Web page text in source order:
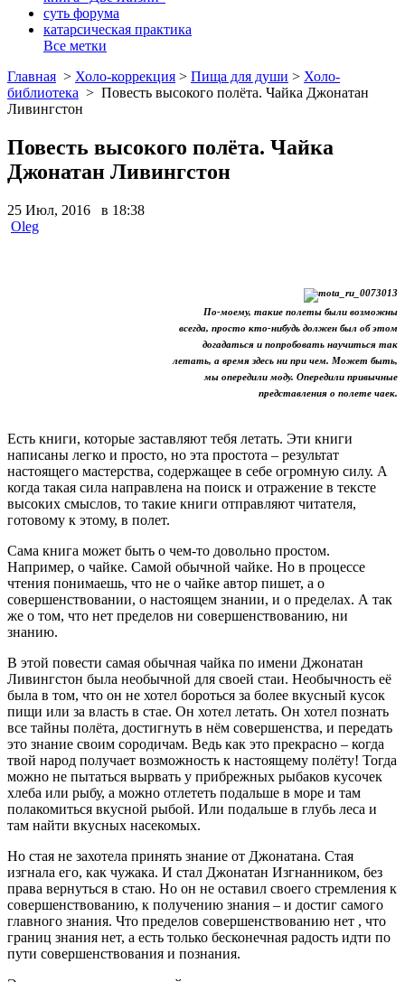
суть форума
катарсическая практика
Все метки
Главная > Холо-коррекция > Пища для души > Холо-
библиотека > Повесть высокого полёта. Чайка Джонатан
Ливингстон
Повесть высокого полёта. Чайка
Джонатан Ливингстон
25 Июл, 2016 в 18:38
Oleg
По-моему, такие полеты были возможны
всегда, просто кто-нибудь должен был об этом
догадаться и попробовать научиться так
летать, а время здесь ни при чем. Может быть,
мы опередили моду. Опередили привычные
представления о полете чаек.
Есть книги, которые заставляют тебя летать. Эти книги
написаны легко и просто, но эта простота – результат
настоящего мастерства, содержащее в себе огромную силу. А
когда такая сила направлена на поиск и отражение в тексте
высоких смыслов, то такие книги отправляют читателя,
готовому к этому, в полет.
Сама книга может быть о чем-то довольно простом.
Например, о чайке. Самой обычной чайке. Но в процессе
чтения понимаешь, что не о чайке автор пишет, а о
совершенствовании, о настоящем знании, и о пределах. А так
же о том, что нет пределов ни совершенствованию, ни
знанию.
В этой повести самая обычная чайка по имени Джонатан
Ливингстон была необычной для своей стаи. Необычность её
была в том, что он не хотел бороться за более вкусный кусок
пищи или за власть в стае. Он хотел летать. Он хотел познать
все тайны полёта, достигнуть в нём совершенства, и передать
это знание своим сородичам. Ведь как это прекрасно – когда
твой народ получает возможность к настоящему полёту! Тогда
можно не пытаться вырвать у прибрежных рыбаков кусочек
хлеба или рыбу, а можно отлететь подальше в море и там
полакомиться вкусной рыбой. Или подальше в глубь леса и
там найти вкусных насекомых.
Но стая не захотела принять знание от Джонатана. Стая
изгнала его, как чужака. И стал Джонатан Изгнанником, без
права вернуться в стаю. Но он не оставил своего стремления к
совершенствованию, к получению знания – и достиг самого
главного знания. Что пределов совершенствованию нет , что
границ знания нет, а есть только бесконечная радость идти по
пути совершенствования и познания.